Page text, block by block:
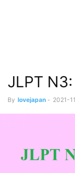
JLPT
By lovejapan - 2021-